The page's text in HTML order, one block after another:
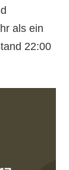
als ein
22:00